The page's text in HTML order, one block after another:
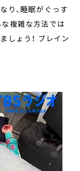
り、睡眠がぐっす
複雑な方法では
しょう！ ブレイン